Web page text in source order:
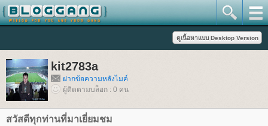
kit2783a
ฝากข้อความหลังไมค์
ผู้ติดตามบล็อก : 0 คน
สวัสดีทุกท่านที่มาเยี่ยมชม